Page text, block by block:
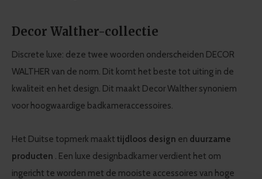
Decor Walther-collectie
Discrete luxe: deze twee woorden onderscheiden DECOR
WALTHER van de norm. Dit komt het beste tot uiting in de
kwaliteit en het design. Dit maakt Decor Walther synoniem
voor hoogwaardige badkameraccessoires.
Het Duitse topmerk maakt tijdloos design en duurzame
producten . Een luxe designbadkamer verdient het om
ingericht te worden met de mooiste accessoires van hoge